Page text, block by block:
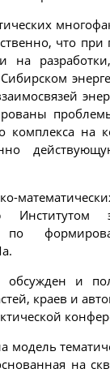
что при
комплекса
Институтом
по
и
краев и
модель
на